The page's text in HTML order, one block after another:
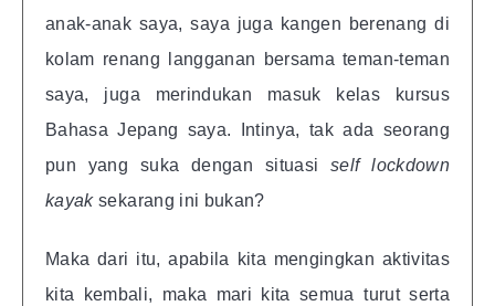
anak-anak saya, saya juga kangen berenang di
kolam renang langganan bersama teman-teman
saya, juga merindukan masuk kelas kursus
Bahasa Jepang saya. Intinya, tak ada seorang
pun yang suka dengan situasiself lockdown
kayaksekarang ini bukan?
Maka dari itu, apabila kita mengingkan aktivitas
kita kembali, maka mari kita semua turut serta